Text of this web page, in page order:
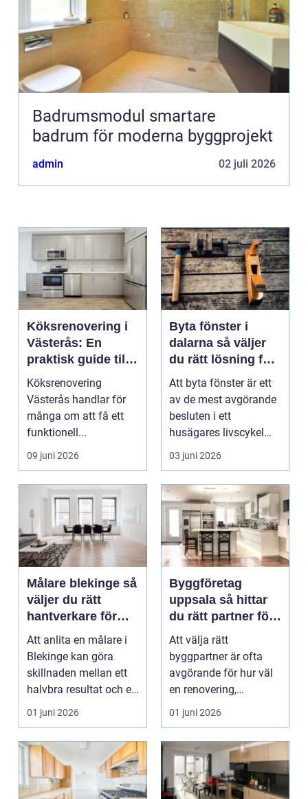
Badrumsmodul smartare
badrum för moderna byggprojekt
admin 02 juli 2026
Köksrenovering i
Västerås: En
praktisk guide till
ett lyckat projekt
Köksrenovering
Västerås handlar för
många om att få ett
funktionell...
09 juni 2026
Byta fönster i
dalarna så väljer
du rätt lösning för
hus och klimat
Att byta fönster är ett
av de mest avgörande
besluten i ett
husägares livscykel
med sitt hem. Rätt f...
03 juni 2026
Målare blekinge så
väljer du rätt
hantverkare för
ditt projekt
Att anlita en målare i
Blekinge kan göra
skillnaden mellan ett
halvbra resultat och ett
hem eller en...
01 juni 2026
Byggföretag
uppsala så hittar
du rätt partner för
renovering och
ombyggnad
Att välja rätt
byggpartner är ofta
avgörande för hur väl
en renovering,
ombyggnad eller
tillbyggnad ...
01 juni 2026